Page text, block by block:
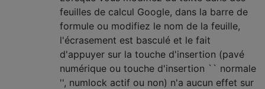
feuilles de calcul Google, dans la barre de
formule ou modifiez le nom de la feuille,
l'écrasement est basculé et le fait
d'appuyer sur la touche d'insertion (pavé
numérique ou touche d'insertion `` normale
'', numlock actif ou non) n'a aucun effet sur